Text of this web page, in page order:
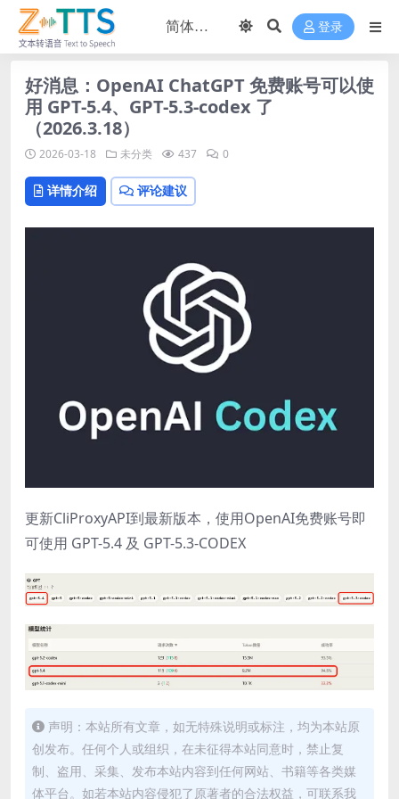
登录
好消息：OpenAI ChatGPT 免费账号可以使
用 GPT-5.4、GPT-5.3-codex 了
（2026.3.18）
2026-03-18 未分类 437 0
详情介绍 评论建议
更新CliProxyAPI到最新版本，使用OpenAI免费账号即
可使用 GPT-5.4 及 GPT-5.3-CODEX
声明：本站所有文章，如无特殊说明或标注，均为本站原
创发布。任何个人或组织，在未征得本站同意时，禁止复
制、盗用、采集、发布本站内容到任何网站、书籍等各类媒
体平台。如若本站内容侵犯了原著者的合法权益，可联系我